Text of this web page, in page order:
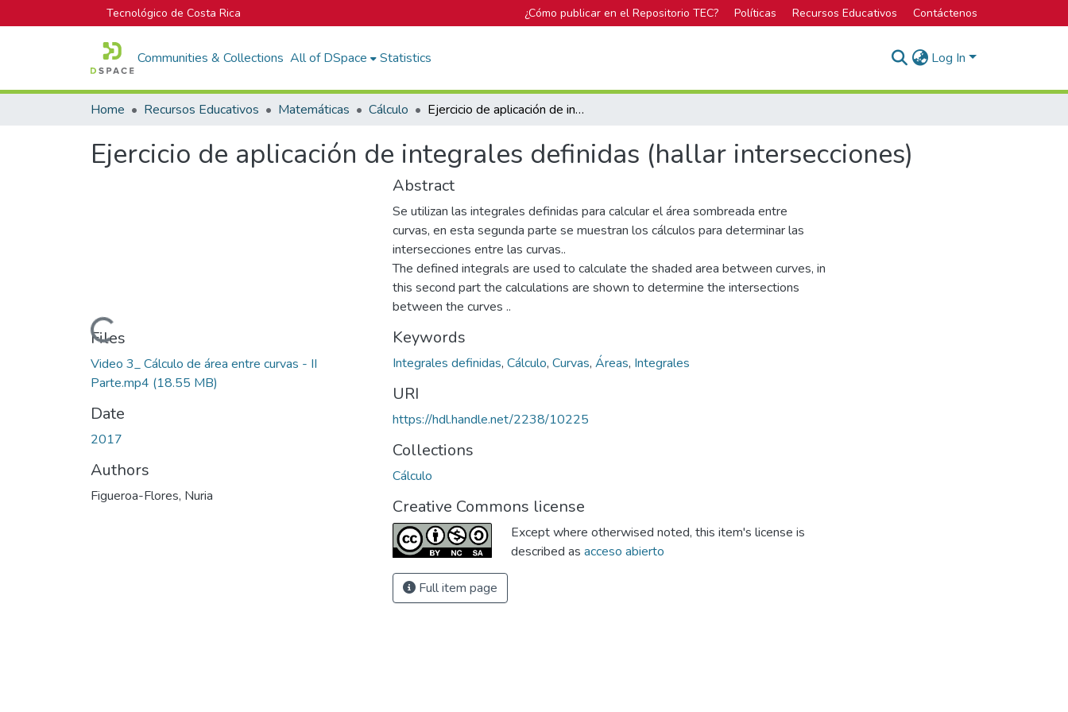
Tecnológico de Costa Rica ¿Cómo publicar en el Repositorio TEC? Políticas Recursos Educativos Contáctenos
Communities & Collections All of DSpace Statistics Log In
Home Recursos Educativos Matemáticas Cálculo Ejercicio de aplicación de integrales definidas (hallar intersecciones)
Ejercicio de aplicación de integrales definidas (hallar intersecciones)
Loading...
Files
Video 3_ Cálculo de área entre curvas - II
Parte.mp4 (18.55 MB)
Date
2017
Authors
Figueroa-Flores, Nuria
Abstract
Se utilizan las integrales definidas para calcular el área sombreada entre
curvas, en esta segunda parte se muestran los cálculos para determinar las
intersecciones entre las curvas..
The defined integrals are used to calculate the shaded area between curves, in
this second part the calculations are shown to determine the intersections
between the curves ..
Keywords
Integrales definidas, Cálculo, Curvas, Áreas, Integrales
URI
https://hdl.handle.net/2238/10225
Collections
Cálculo
Creative Commons license
Except where otherwised noted, this item's license is
described as acceso abierto
Full item page